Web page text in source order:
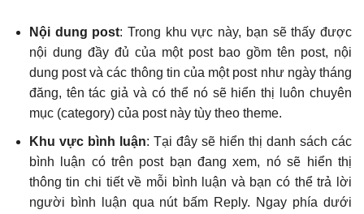
Nội dung post: Trong khu vực này, bạn sẽ thấy được
nội dung đầy đủ của một post bao gồm tên post, nội
dung post và các thông tin của một post như ngày tháng
đăng, tên tác giả và có thể nó sẽ hiển thị luôn chuyên
mục (category) của post này tùy theo theme.
Khu vực bình luận: Tại đây sẽ hiển thị danh sách các
bình luận có trên post bạn đang xem, nó sẽ hiển thị
thông tin chi tiết về mỗi bình luận và bạn có thể trả lời
người bình luận qua nút bấm Reply. Ngay phía dưới